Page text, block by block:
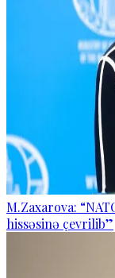
M.Zaxarova:
hissəsinə çevrilib”